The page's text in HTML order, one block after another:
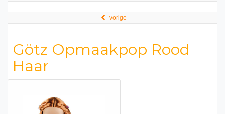
vorige
Götz Opmaakpop Rood
Haar